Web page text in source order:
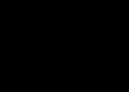
contrôler la manière dont